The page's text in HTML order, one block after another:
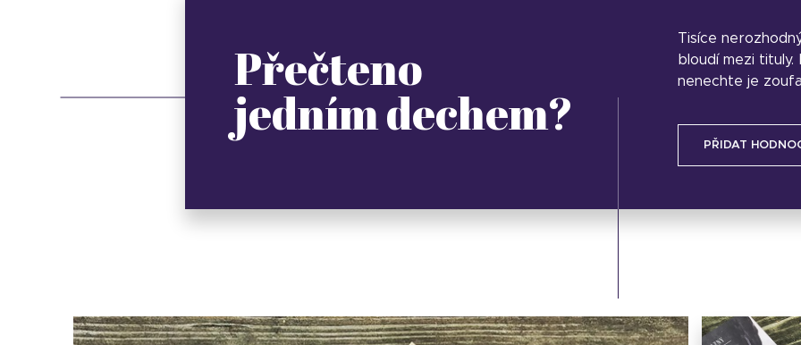
Přečteno
jedním dechem?
Tisíce
bloudí mezi
nenechte je
PŘIDAT